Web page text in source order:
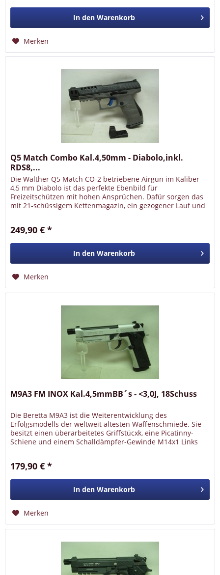
In den Warenkorb
Merken
Q5 Match Combo Kal.4,50mm - Diabolo,inkl.
RDS8,...
Die Walther Q5 Match CO-2 betriebene Airgun im Kaliber
4,5 mm Diabolo ist das perfekte Ebenbild für
Freizeitschützen mit hohen Ansprüchen. Dafür sorgen das
mit 21-schüssigem Kettenmagazin, ein gezogener Lauf und
249,90 € *
In den Warenkorb
Merken
M9A3 FM INOX Kal.4,5mmBB´s - <3,0J, 18Schuss
Die Beretta M9A3 ist die Weiterentwicklung des
Erfolgsmodells der weltweit ältesten Waffenschmiede. Sie
besitzt einen überarbeitetes Griffstücxk, eine Picatinny-
Schiene und einem Schalldämpfer-Gewinde M14x1 Links
179,90 € *
In den Warenkorb
Merken